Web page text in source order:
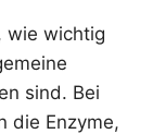
wie wichtig
sind. Bei
die Enzyme,